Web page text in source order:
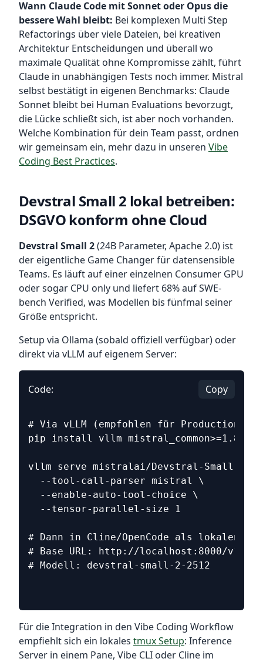
Wann Claude Code mit Sonnet oder Opus die
bessere Wahl bleibt: Bei komplexen Multi Step
Refactorings über viele Dateien, bei kreativen
Architektur Entscheidungen und überall wo
maximale Qualität ohne Kompromisse zählt, führt
Claude in unabhängigen Tests noch immer. Mistral
selbst bestätigt in eigenen Benchmarks: Claude
Sonnet bleibt bei Human Evaluations bevorzugt,
die Lücke schließt sich, ist aber noch vorhanden.
Welche Kombination für dein Team passt, ordnen
wir gemeinsam ein, mehr dazu in unseren Vibe
Coding Best Practices.
Devstral Small 2 lokal betreiben:
DSGVO konform ohne Cloud
Devstral Small 2(24B Parameter, Apache 2.0) ist
der eigentliche Game Changer für datensensible
Teams. Es läuft auf einer einzelnen Consumer GPU
oder sogar CPU only und liefert 68% auf SWE-
bench Verified, was Modellen bis fünfmal seiner
Größe entspricht.
Setup via Ollama (sobald offiziell verfügbar) oder
direkt via vLLM auf eigenem Server:
Code: Copy
# Via vLLM (empfohlen für Production)
pip install vllm mistral_common>=1.8.6
vllm serve mistralai/Devstral-Small-2-
--tool-call-parser mistral \
--enable-auto-tool-choice \
--tensor-parallel-size 1
# Dann in Cline/OpenCode als lokalen
# Base URL: http://localhost:8000/v1
# Modell: devstral-small-2-2512
Für die Integration in den Vibe Coding Workflow
empfiehlt sich ein lokales tmux Setup: Inference
Server in einem Pane, Vibe CLI oder Cline im